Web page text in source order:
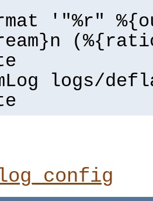
'"%r"
logs/